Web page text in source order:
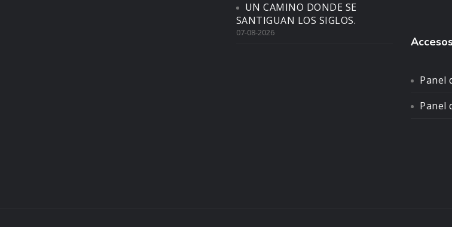
UN CAMINO DONDE SE
SANTIGUAN LOS SIGLOS.
07-08-2026
Panel
Panel